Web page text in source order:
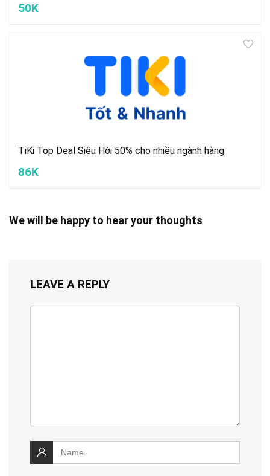
50K
TiKi Top Deal Siêu Hời 50% cho nhiều ngành hàng
86K
We will be happy to hear your thoughts
LEAVE A REPLY